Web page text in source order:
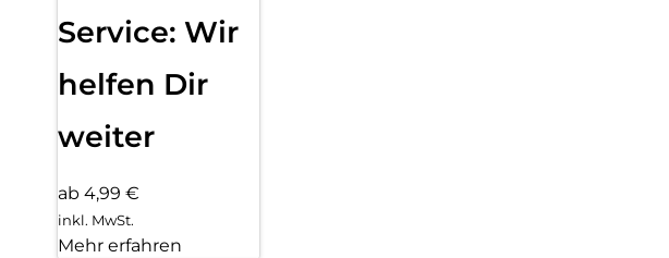
Service: Wir
helfen Dir
weiter
ab 4,99 €
inkl. MwSt.
Mehr erfahren